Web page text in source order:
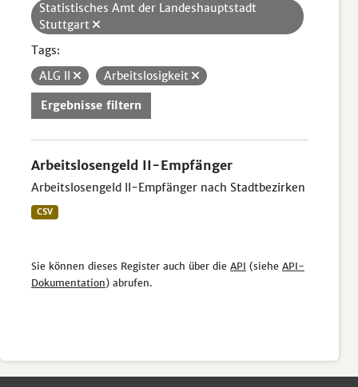
Statistisches Amt der Landeshauptstadt
Stuttgart
Tags:
ALG II
Arbeitslosigkeit
Ergebnisse filtern
Arbeitslosengeld II-Empfänger
Arbeitslosengeld II-Empfänger nach Stadtbezirken
CSV
Sie können dieses Register auch über die API (siehe API-
Dokumentation) abrufen.